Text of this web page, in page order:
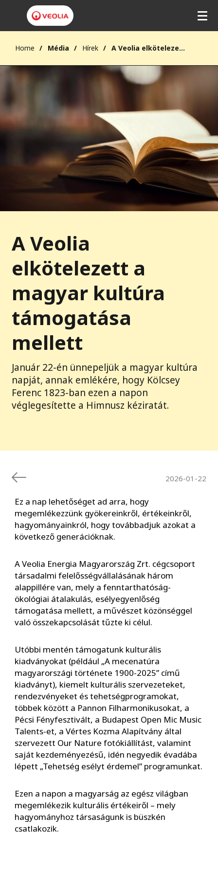
Home Média Hírek A Veolia elkötelezett a magyar kultúra támogatása mellett
A Veolia
elkötelezett a
magyar kultúra
támogatása
mellett
Január 22-én ünnepeljük a magyar kultúra
napját, annak emlékére, hogy Kölcsey
Ferenc 1823-ban ezen a napon
véglegesítette a Himnusz kéziratát.
2026-01-22
Ez a nap lehetőséget ad arra, hogy
megemlékezzünk gyökereinkről, értékeinkről,
hagyományainkról, hogy továbbadjuk azokat a
következő generációknak.
A Veolia Energia Magyarország Zrt. cégcsoport
társadalmi felelősségvállalásának három
alappillére van, mely a fenntarthatóság-
ökológiai átalakulás, esélyegyenlőség
támogatása mellett, a művészet közönséggel
való összekapcsolását tűzte ki célul.
Utóbbi mentén támogatunk kulturális
kiadványokat (például „A mecenatúra
magyarországi története 1900-2025” című
kiadványt), kiemelt kulturális szervezeteket,
rendezvényeket és tehetségprogramokat,
többek között a Pannon Filharmonikusokat, a
Pécsi Fényfesztivált, a Budapest Open Mic Music
Talents-et, a Vértes Kozma Alapítvány által
szervezett Our Nature fotókiállítást, valamint
saját kezdeményezésű, idén negyedik évadába
lépett „Tehetség esélyt érdemel” programunkat.
Ezen a napon a magyarság az egész világban
megemlékezik kulturális értékeiről – mely
hagyományhoz társaságunk is büszkén
csatlakozik.